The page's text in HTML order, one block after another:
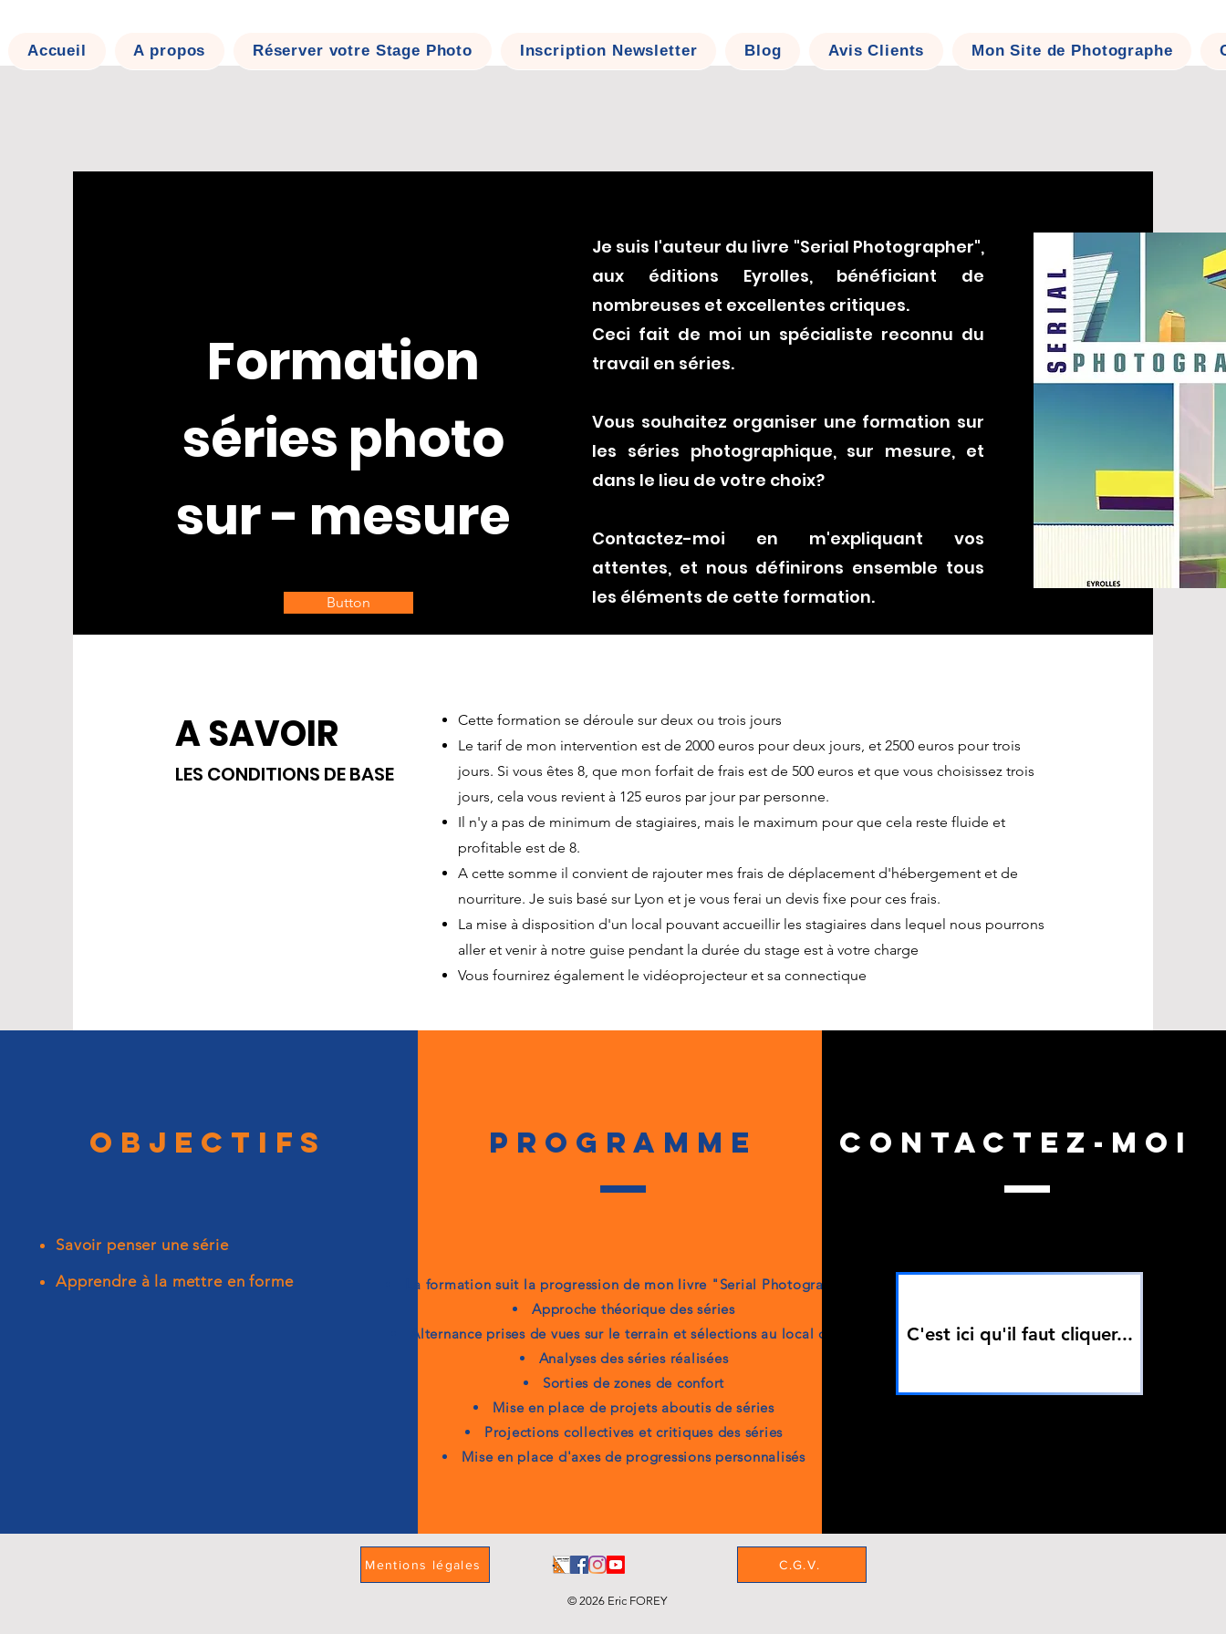
Se connecter
Accueil A propos Réserver votre Stage Photo Inscription Newsletter Blog Avis Clients Mon Site de Photographe
Formation
séries photo
sur - mesure
Button
Je suis l'auteur du livre "Serial Photographer",
aux éditions Eyrolles, bénéficiant de
nombreuses et excellentes critiques.
Ceci fait de moi un spécialiste reconnu du
travail en séries.
Vous souhaitez organiser une formation sur
les séries photographique, sur mesure, et
dans le lieu de votre choix?
Contactez-moi en m'expliquant vos
attentes, et nous définirons ensemble tous
les éléments de cette formation.
A SAVOIR
LES CONDITIONS DE BASE
Cette formation se déroule sur deux ou trois jours
Le tarif de mon intervention est de 2000 euros pour deux jours, et 2500 euros pour trois
jours. Si vous êtes 8, que mon forfait de frais est de 500 euros et que vous choisissez trois
jours, cela vous revient à 125 euros par jour par personne.
Il n'y a pas de minimum de stagiaires, mais le maximum pour que cela reste fluide et
profitable est de 8.
A cette somme il convient de rajouter mes frais de déplacement d'hébergement et de
nourriture. Je suis basé sur Lyon et je vous ferai un devis fixe pour ces frais.
La mise à disposition d'un local pouvant accueillir les stagiaires dans lequel nous pourrons
aller et venir à notre guise pendant la durée du stage est à votre charge​​
Vous fournirez également le vidéoprojecteur et sa connectique
OBJECTIFS
Savoir penser une série
Apprendre à la mettre en forme
PROGRAMME
La formation suit la progression de mon livre "Serial Photographer"
Approche théorique des séries
Alternance prises de vues sur le terrain et sélections au local dédié
Analyses des séries réalisées
Sorties de zones de confort
Mise en place de projets aboutis de séries
Projections collectives et critiques des séries
Mise en place d'axes de progressions personnalisés
contactez-moi
C'est ici qu'il faut cliquer...
Mentions légales C.G.V.
© 2026 Eric FOREY